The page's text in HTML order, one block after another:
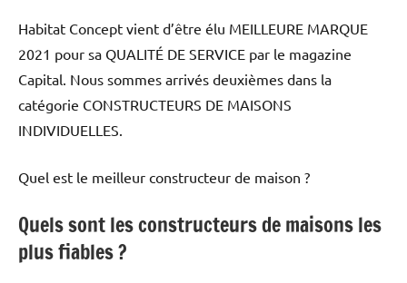
Habitat Concept vient d’être élu MEILLEURE MARQUE
2021 pour sa QUALITÉ DE SERVICE par le magazine
Capital. Nous sommes arrivés deuxièmes dans la
catégorie CONSTRUCTEURS DE MAISONS
INDIVIDUELLES.
Quel est le meilleur constructeur de maison ?
Quels sont les constructeurs de maisons les
plus fiables ?